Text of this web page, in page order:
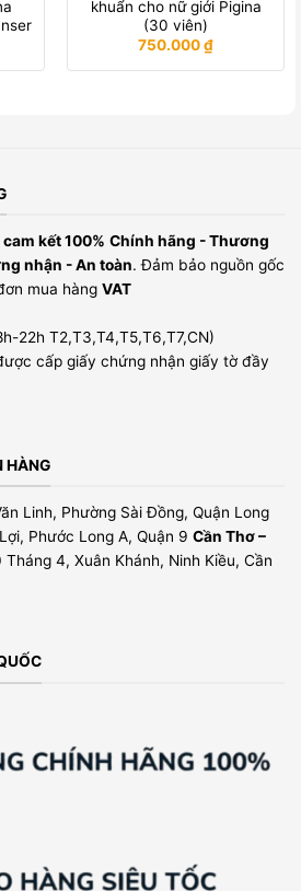
khuẩn cho nữ giới Pigina
(30 viên)
750.000₫
cam kết 100% Chính hãng - Thương
nhận - An toàn. Đảm bảo nguồn gốc
mua hàng VAT
22h T2,T3,T4,T5,T6,T7,CN)
cấp giấy chứng nhận giấy tờ đầy
HÀNG
Linh, Phường Sài Đồng, Quận Long
Phước Long A, Quận 9 Cần Thơ –
4, Xuân Khánh, Ninh Kiều, Cần